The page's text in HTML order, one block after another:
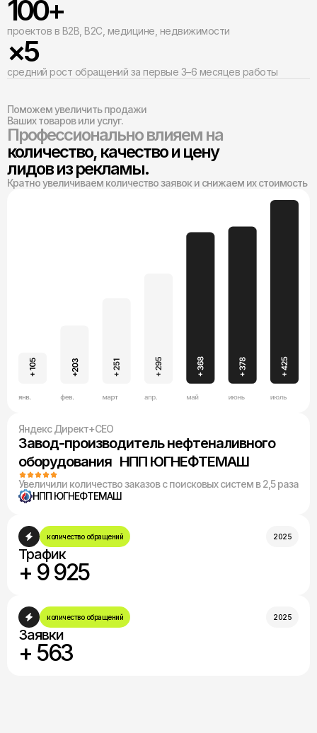
100+
проектов в B2B, B2C, медицине, недвижимости
×5
средний рост обращений за первые 3–6 месяцев работы
Поможем увеличить продажи
Ваших товаров или услуг.
Профессионально влияем на
количество, качество и цену
лидов из рекламы.
Кратно увеличиваем количество заявок и снижаем их стоимость
Яндекс Директ+СЕО
Завод-производитель нефтеналивного
оборудования НПП ЮГНЕФТЕМАШ
Увеличили количество заказов с поисковых систем в 2,5 раза
НПП ЮГНЕФТЕМАШ
количество обращений 2025
Трафик
+ 9 925
количество обращений 2025
Заявки
+ 563